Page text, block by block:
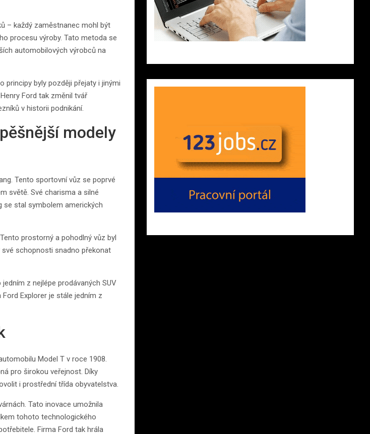
– každý zaměstnanec mohl být
procesu výroby. Tato metoda se
automobilových výrobců na
principy byly později přejaty i jinými
Ford tak změnil tvář
v historii podnikání.
modely
Tento sportovní vůz se poprvé
světě. Své charisma a silné
se stal symbolem amerických
prostorný a pohodlný vůz byl
své schopnosti snadno překonat
z nejlépe prodávaných SUV
Explorer je stále jedním z
Model T v roce 1908.
pro širokou veřejnost. Díky
i prostřední třída obyvatelstva.
Tato inovace umožnila
tohoto technologického
Firma Ford tak hrála